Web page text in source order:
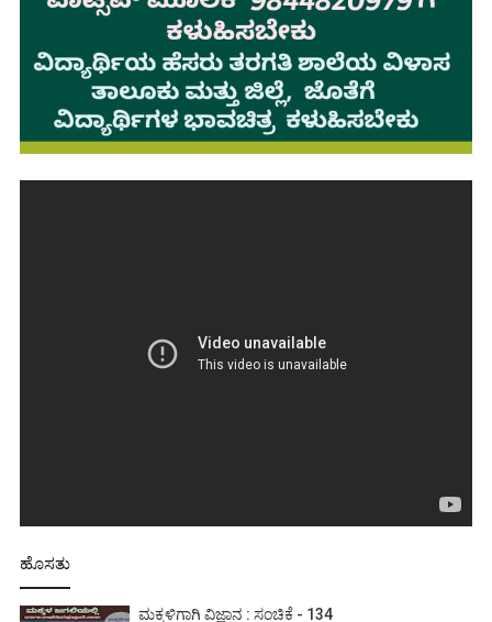
ಹೊಸತು
ಮಕ್ಕಳಿಗಾಗಿ ವಿಜ್ಞಾನ : ಸಂಚಿಕೆ - 134